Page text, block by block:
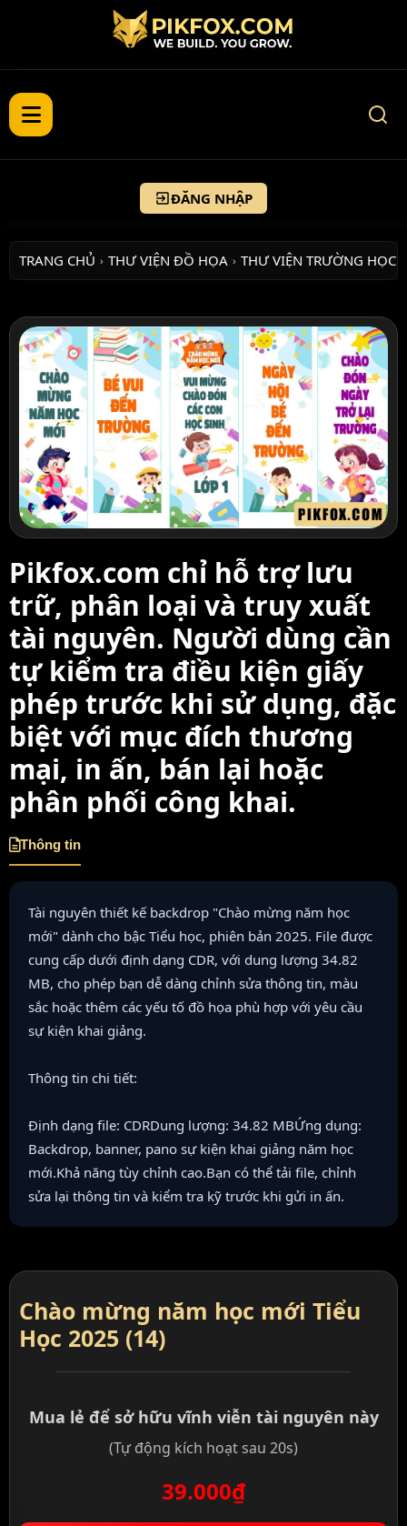
ĐĂNG NHẬP
TRANG CHỦ › THƯ VIỆN ĐỒ HỌA › THƯ VIỆN TRƯỜNG HỌC
Pikfox.com chỉ hỗ trợ lưu
trữ, phân loại và truy xuất
tài nguyên. Người dùng cần
tự kiểm tra điều kiện giấy
phép trước khi sử dụng, đặc
biệt với mục đích thương
mại, in ấn, bán lại hoặc
phân phối công khai.
Thông tin
Tài nguyên thiết kế backdrop "Chào mừng năm học
mới" dành cho bậc Tiểu học, phiên bản 2025. File được
cung cấp dưới định dạng CDR, với dung lượng 34.82
MB, cho phép bạn dễ dàng chỉnh sửa thông tin, màu
sắc hoặc thêm các yếu tố đồ họa phù hợp với yêu cầu
sự kiện khai giảng.
Thông tin chi tiết:
Định dạng file: CDRDung lượng: 34.82 MBỨng dụng:
Backdrop, banner, pano sự kiện khai giảng năm học
mới.Khả năng tùy chỉnh cao.Bạn có thể tải file, chỉnh
sửa lại thông tin và kiểm tra kỹ trước khi gửi in ấn.
Chào mừng năm học mới Tiểu
Học 2025 (14)
Mua lẻ để sở hữu vĩnh viễn tài nguyên này
(Tự động kích hoạt sau 20s)
39.000₫